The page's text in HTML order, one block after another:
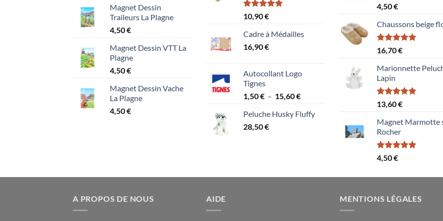
Magnet Dessin
Traileurs La Plagne
4,50€
Magnet Dessin VTT La
Plagne
4,50€
Magnet Dessin Vache
La Plagne
4,50€
Note5.00
sur 5
10,90€
Cadre à Médailles
16,90€
Autocollant Logo
Tignes
1,50€ – 15,60€Plage
prix :
Peluche Husky Fluffy
28,50€
Note5.00
sur 5
4,50€
Chaussons beige
Note5.00
sur 5
16,70€
Marionnette
Lapin
Note5.00
sur 5
13,60€
Magnet Marmotte
Rocher
Note5.00
sur 5
4,50€
A PROPOS DE NOUS AIDE MENTIONS LÉGALES